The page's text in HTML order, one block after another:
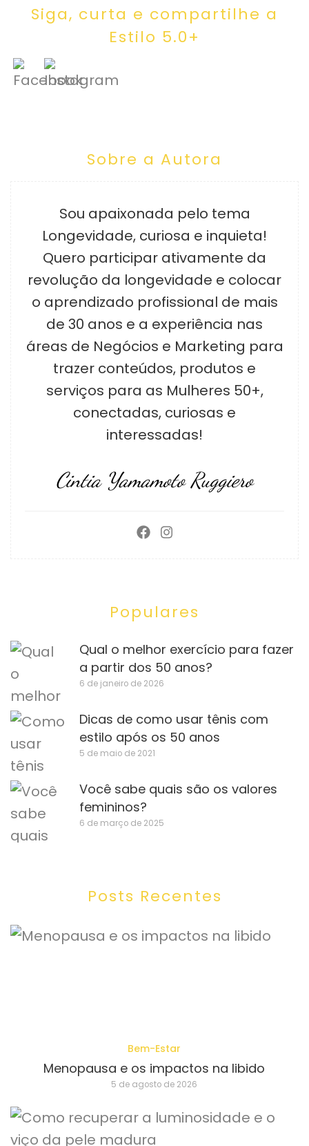
Siga, curta e compartilhe a
Estilo 5.0+
Sobre a Autora
Sou apaixonada pelo tema
Longevidade, curiosa e inquieta!
Quero participar ativamente da
revolução da longevidade e colocar
o aprendizado profissional de mais
de 30 anos e a experiência nas
áreas de Negócios e Marketing para
trazer conteúdos, produtos e
serviços para as Mulheres 50+,
conectadas, curiosas e
interessadas!
Cintia Yamamoto Ruggiero
Populares
Qual o melhor exercício para fazer
a partir dos 50 anos?
6 de janeiro de 2026
Dicas de como usar tênis com
estilo após os 50 anos
5 de maio de 2021
Você sabe quais são os valores
femininos?
6 de março de 2025
Posts Recentes
Bem-Estar
Menopausa e os impactos na libido
5 de agosto de 2026